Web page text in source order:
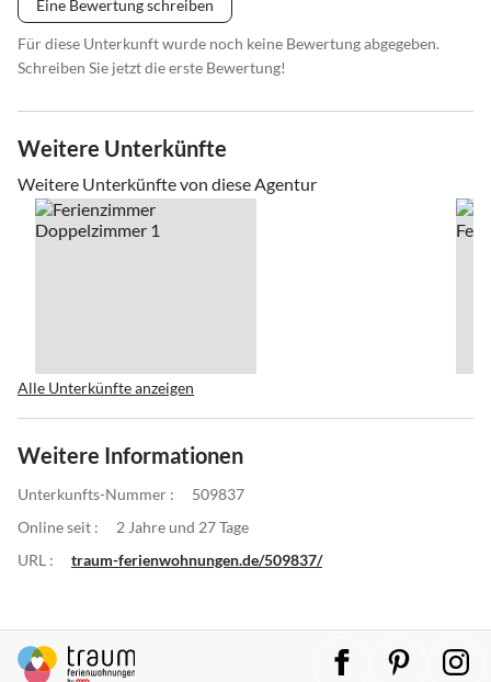
Eine Bewertung schreiben
Für diese Unterkunft wurde noch keine Bewertung abgegeben.
Schreiben Sie jetzt die erste Bewertung!
Weitere Unterkünfte
Weitere Unterkünfte von diese Agentur
Alle Unterkünfte anzeigen
Weitere Informationen
Unterkunfts-Nummer :
509837
Online seit :
2 Jahre und 27 Tage
URL :
traum-ferienwohnungen.de/509837/